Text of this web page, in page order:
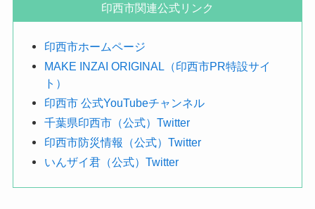
す
印西市関連公式リンク
印西市ホームページ
MAKE INZAI ORIGINAL（印西市PR特設サイ
ト）
印西市 公式YouTubeチャンネル
千葉県印西市（公式）Twitter
印西市防災情報（公式）Twitter
いんザイ君（公式）Twitter